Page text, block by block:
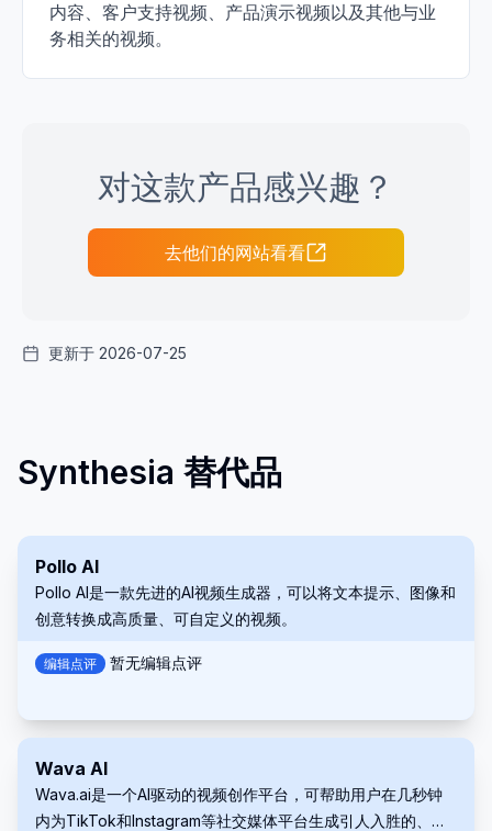
内容、客户支持视频、产品演示视频以及其他与业
务相关的视频。
对这款产品感兴趣？
去他们的网站看看
更新于 2026-07-25
Synthesia 替代品
Pollo AI
Pollo AI是一款先进的AI视频生成器，可以将文本提示、图像和
创意转换成高质量、可自定义的视频。
编辑点评 暂无编辑点评
Wava AI
Wava.ai是一个AI驱动的视频创作平台，可帮助用户在几秒钟
内为TikTok和Instagram等社交媒体平台生成引人入胜的、无